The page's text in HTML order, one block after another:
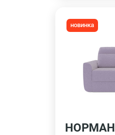
новинка
НОРМАН